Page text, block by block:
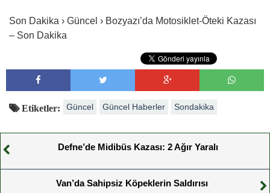
Son Dakika › Güncel › Bozyazı’da Motosiklet-Öteki Kazası
– Son Dakika
Etiketler: Güncel Güncel Haberler Sondakika
Defne’de Midibüs Kazası: 2 Ağır Yaralı
Van’da Sahipsiz Köpeklerin Saldırısı